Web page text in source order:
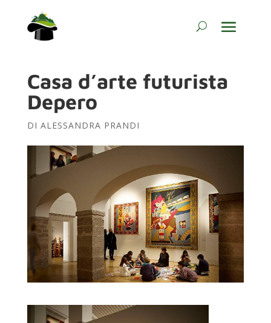
Casa d’arte futurista
Depero
DI ALESSANDRA PRANDI